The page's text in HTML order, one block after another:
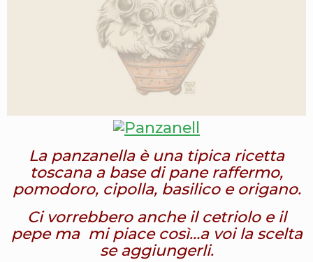
La panzanella è una tipica ricetta
toscana a base di pane raffermo,
pomodoro, cipolla, basilico e origano.
Ci vorrebbero anche il cetriolo e il
pepe ma mi piace così…a voi la scelta
se aggiungerli.